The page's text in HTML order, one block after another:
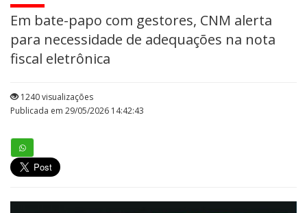
Em bate-papo com gestores, CNM alerta
para necessidade de adequações na nota
fiscal eletrônica
1240 visualizações
Publicada em 29/05/2026 14:42:43